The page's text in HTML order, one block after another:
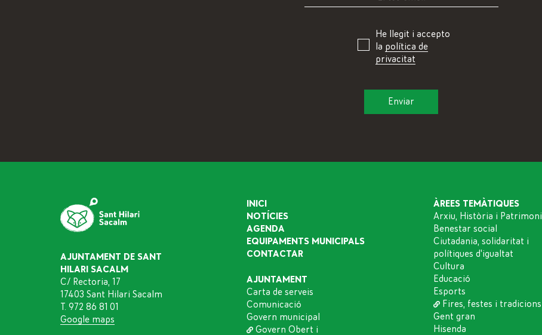
He llegit i accepto
la política de
privacitat
AJUNTAMENT DE SANT
HILARI SACALM
C/ Rectoria, 17
17403 Sant Hilari Sacalm
T. 972 86 81 01
Google maps
INICI
NOTÍCIES
AGENDA
EQUIPAMENTS MUNICIPALS
CONTACTAR
AJUNTAMENT
Carta de serveis
Comunicació
Govern municipal
Govern Obert i
ÀREES TEMÀTIQUES
Arxiu, Història i Patrimoni
Benestar social
Ciutadania, solidaritat i
polítiques d'igualtat
Cultura
Educació
Esports
Fires, festes i tradicions
Gent gran
Hisenda